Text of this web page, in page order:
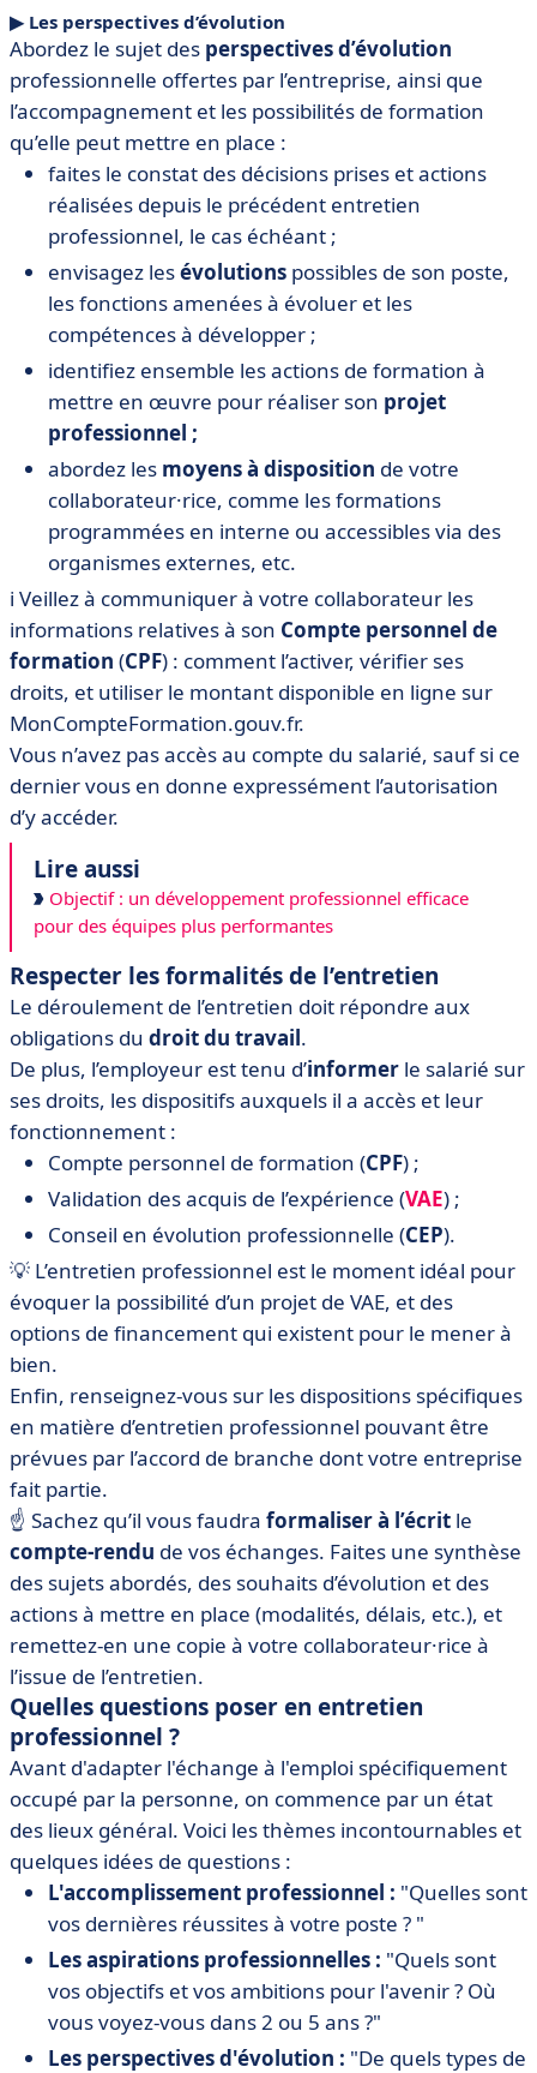
▶︎ Les perspectives d’évolution
Abordez le sujet des perspectives d’évolution
professionnelle offertes par l’entreprise, ainsi que
l’accompagnement et les possibilités de formation
qu’elle peut mettre en place :
faites le constat des décisions prises et actions
réalisées depuis le précédent entretien
professionnel, le cas échéant ;
envisagez lesévolutions possibles de son poste,
les fonctions amenées à évoluer et les
compétences à développer ;
identifiez ensemble les actions de formation à
mettre en œuvre pour réaliser son projet
professionnel ;
abordez les moyens à disposition de votre
collaborateur·rice, comme les formations
programmées en interne ou accessibles via des
organismes externes, etc.
ℹ️ Veillez à communiquer à votre collaborateur les
informations relatives à son Compte personnel de
formation (CPF) : comment l’activer, vérifier ses
droits, et utiliser le montant disponible en ligne sur
MonCompteFormation.gouv.fr.
Vous n’avez pas accès au compte du salarié, sauf si ce
dernier vous en donne expressément l’autorisation
d’y accéder.
Lire aussi
Objectif : un développement professionnel efficace
pour des équipes plus performantes
Respecter les formalités de l’entretien
Le déroulement de l’entretien doit répondre aux
obligations du droit du travail.
De plus, l’employeur est tenu d’informer le salarié sur
ses droits, les dispositifs auxquels il a accès et leur
fonctionnement :
Compte personnel de formation (CPF) ;
Validation des acquis de l’expérience (VAE) ;
Conseil en évolution professionnelle (CEP).
💡 L’entretien professionnel est le moment idéal pour
évoquer la possibilité d’un projet de VAE, et des
options de financement qui existent pour le mener à
bien.
Enfin, renseignez-vous sur les dispositions spécifiques
en matière d’entretien professionnel pouvant être
prévues par l’accord de branche dont votre entreprise
fait partie.
☝️ Sachez qu’il vous faudra formaliser à l’écrit le
compte-rendu de vos échanges. Faites une synthèse
des sujets abordés, des souhaits d’évolution et des
actions à mettre en place (modalités, délais, etc.), et
remettez-en une copie à votre collaborateur·rice à
l’issue de l’entretien.
Quelles questions poser en entretien
professionnel ?
Avant d'adapter l'échange à l'emploi spécifiquement
occupé par la personne, on commence par un état
des lieux général. Voici les thèmes incontournables et
quelques idées de questions :
L'accomplissement professionnel : "Quelles sont
vos dernières réussites à votre poste ? "
Les aspirations professionnelles : "Quels sont
vos objectifs et vos ambitions pour l'avenir ? Où
vous voyez-vous dans 2 ou 5 ans ?"
Les perspectives d'évolution : "De quels types de